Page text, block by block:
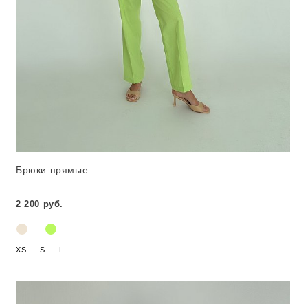
Брюки прямые
2 200 руб.
XS S L